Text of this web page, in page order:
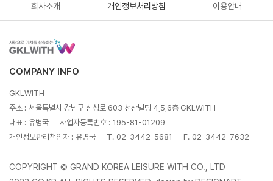
회사소개 개인정보처리방침 이용안내
COMPANY INFO
GKLWITH
주소 : 서울특별시 강남구 삼성로 603 선산빌딩 4,5,6층 GKLWITH
대표 : 유병국 사업자등록번호 : 195-81-01209
개인정보관리책임자 : 유병국 T. 02-3442-5681 F. 02-3442-7632
COPYRIGHT © GRAND KOREA LEISURE WITH CO., LTD